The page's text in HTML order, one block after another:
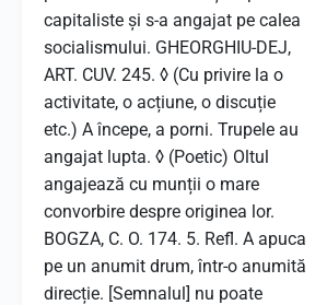
capitaliste și s-a angajat pe calea
socialismului. GHEORGHIU-DEJ,
ART. CUV. 245. ◊ (Cu privire la o
activitate, o acțiune, o discuție
etc.) A începe, a porni. Trupele au
angajat lupta. ◊ (Poetic) Oltul
angajează cu munții o mare
convorbire despre originea lor.
BOGZA, C. O. 174. 5. Refl. A apuca
pe un anumit drum, într-o anumită
direcție. [Semnalul] nu poate